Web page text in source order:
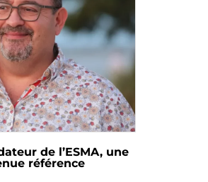
de l’ESMA, une
référence